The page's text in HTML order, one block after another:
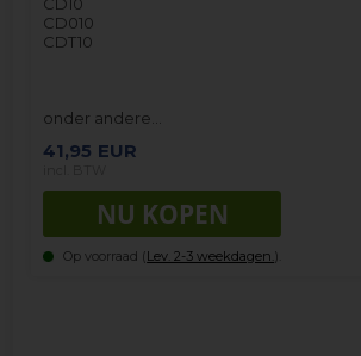
CD10
CD010
CDT10
onder andere…
41,95 EUR
Op voorraad (Lev. 2-3 weekdagen. ).